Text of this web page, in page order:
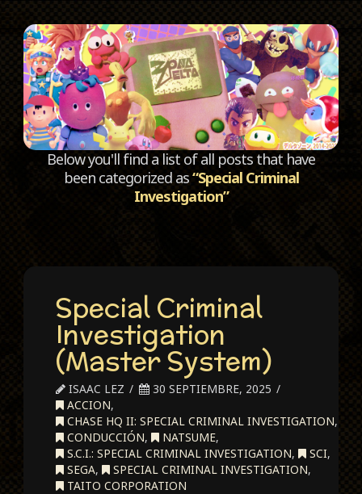
Below you'll find a list of all posts that have
been categorized as“Special Criminal
Investigation”
Special Criminal
Investigation
(Master System)
ISAAC LEZ
30 SEPTIEMBRE, 2025
ACCION,
CHASE HQ II: SPECIAL CRIMINAL INVESTIGATION,
CONDUCCIÓN, NATSUME,
S.C.I.: SPECIAL CRIMINAL INVESTIGATION, SCI,
SEGA, SPECIAL CRIMINAL INVESTIGATION,
TAITO CORPORATION